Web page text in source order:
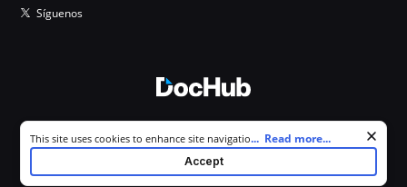
Síguenos
Todos los derechos reservados.
Cookie consent notice
This site uses cookies to enhance site navigation and personalize
your experience. By using this site you agree to our use of cookies as
described in our
. You can modify your selections by
... Read more...
Accept